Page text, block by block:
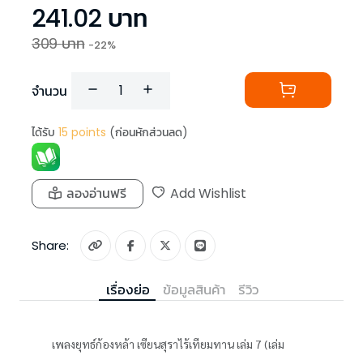
241.02 บาท
309บาท -22%
จำนวน
ได้รับ 15 points (ก่อนหักส่วนลด)
ลองอ่านฟรี Add Wishlist
Share:
เรื่องย่อ ข้อมูลสินค้า รีวิว
เพลงยุทธ์ก้องหล้า เซียนสุราไร้เทียมทาน เล่ม 7 (เล่ม